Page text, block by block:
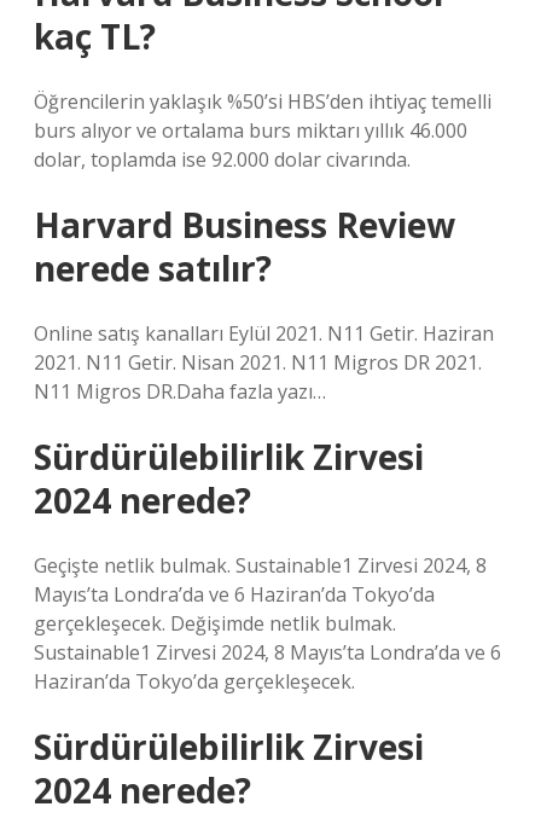
kaç TL?
Öğrencilerin yaklaşık %50’si HBS’den ihtiyaç temelli
burs alıyor ve ortalama burs miktarı yıllık 46.000
dolar, toplamda ise 92.000 dolar civarında.
Harvard Business Review
nerede satılır?
Online satış kanalları Eylül 2021. N11 Getir. Haziran
2021. N11 Getir. Nisan 2021. N11 Migros DR 2021.
N11 Migros DR.Daha fazla yazı…
Sürdürülebilirlik Zirvesi
2024 nerede?
Geçişte netlik bulmak. Sustainable1 Zirvesi 2024, 8
Mayıs’ta Londra’da ve 6 Haziran’da Tokyo’da
gerçekleşecek. Değişimde netlik bulmak.
Sustainable1 Zirvesi 2024, 8 Mayıs’ta Londra’da ve 6
Haziran’da Tokyo’da gerçekleşecek.
Sürdürülebilirlik Zirvesi
2024 nerede?